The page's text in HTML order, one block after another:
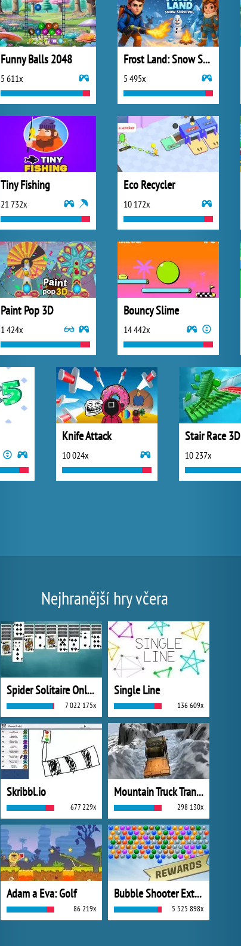
Funny Balls 2048
5 611x
Frost Land: Snow Survival
5 495x
Tiny Fishing
21 732x
Eco Recycler
10 172x
Paint Pop 3D
1 424x
Bouncy Slime
14 442x
Knife Attack
10 024x
Stair Race 3D
10 237x
Nejhranější hry včera
Spider Solitaire Online
7 022 175x
Single Line
136 609x
Skribbl.io
677 229x
Mountain Truck Transport
298 130x
Adam a Eva: Golf
86 219x
Bubble Shooter Extreme
5 525 898x